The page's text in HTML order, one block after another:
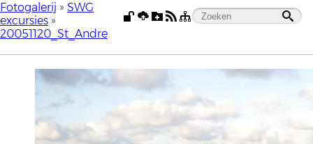
Fotogalerij » SWG
excursies »
20051120_St_Andre